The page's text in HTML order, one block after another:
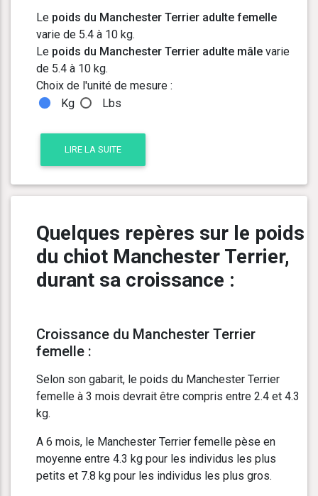
Le poids du Manchester Terrier adulte femelle
varie de 5.4 à 10 kg.
Le poids du Manchester Terrier adulte mâle varie
de 5.4 à 10 kg.
Choix de l'unité de mesure :
Kg
Lbs
LIRE LA SUITE
Quelques repères sur le poids
du chiot Manchester Terrier,
durant sa croissance :
Croissance du Manchester Terrier
femelle :
Selon son gabarit, le poids du Manchester Terrier
femelle à 3 mois devrait être compris entre 2.4 et 4.3
kg.
A 6 mois, le Manchester Terrier femelle pèse en
moyenne entre 4.3 kg pour les individus les plus
petits et 7.8 kg pour les individus les plus gros.